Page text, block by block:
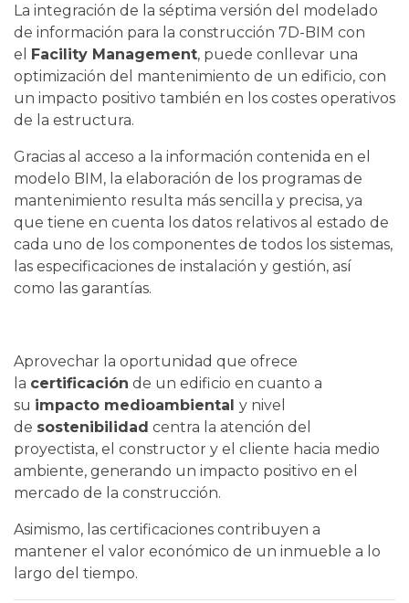
La integración de la séptima versión del modelado
de información para la construcción 7D-BIM con
el Facility Management, puede conllevar una
optimización del mantenimiento de un edificio, con
un impacto positivo también en los costes operativos
de la estructura.
Gracias al acceso a la información contenida en el
modelo BIM, la elaboración de los programas de
mantenimiento resulta más sencilla y precisa, ya
que tiene en cuenta los datos relativos al estado de
cada uno de los componentes de todos los sistemas,
las especificaciones de instalación y gestión, así
como las garantías.
Aprovechar la oportunidad que ofrece
la certificación de un edificio en cuanto a
su impacto medioambiental y nivel
de sostenibilidad centra la atención del
proyectista, el constructor y el cliente hacia medio
ambiente, generando un impacto positivo en el
mercado de la construcción.
Asimismo, las certificaciones contribuyen a
mantener el valor económico de un inmueble a lo
largo del tiempo.